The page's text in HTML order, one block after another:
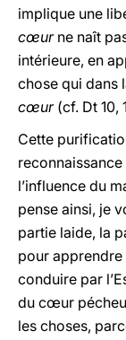
implique une
cœurne naît
intérieure, en
chose qui dans
cœur(cf. Dt 10,
Cette
l’influence du
pense ainsi, je
partie laide, la
pour apprendre
conduire par
du cœur
les choses,